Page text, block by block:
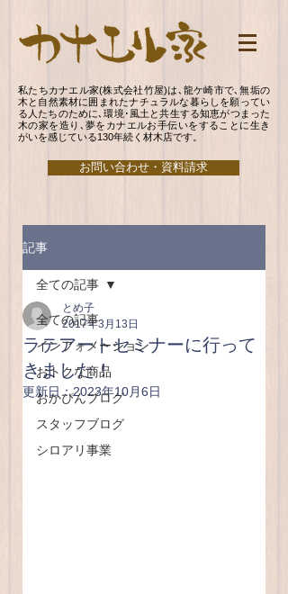
私たちカナエル家(株式会社竹屋)は､龍ケ崎市で､無垢の
木と自然素材に囲まれたナチュラルな暮らしを願ってい
る人たちのために､環境･風土と共生する知恵がつまった
木の家を造り､夢をカナエルお手伝いをすることに生き
がいを感じている130年続く材木店です。
お問い合わせ・資料請求
記事
全ての記事
インフォメーション
おトクな商品
おかぴんブログ
スタッフブログ
シロアリ事業
全ての記事
ラテアートセミナーに行って
きました！
とめ子
2017年3月13日
更新日：2023年10月6日